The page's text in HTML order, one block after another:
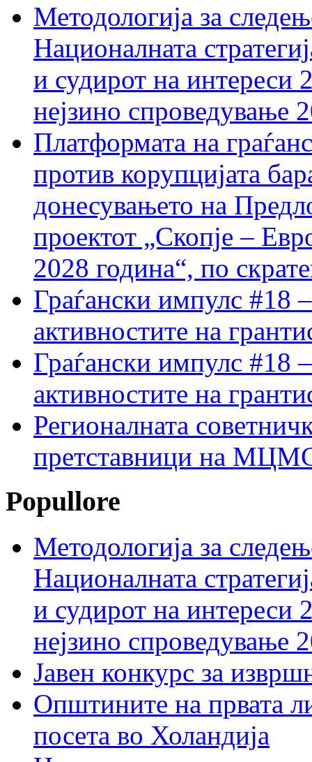
Методологија за
Националната
и судирот на интереси
нејзино спроведување
Платформата на
против корупцијата
донесувањето на
проектот „Скопје –
2028 година“, по
Граѓански импулс #18
активностите на
Граѓански импулс #18
активностите на
Регионалната
претставници на МЦМС
Popullore
Методологија за
Националната
и судирот на интереси
нејзино спроведување
Јавен конкурс за
Општините на првата
посета во Холандија